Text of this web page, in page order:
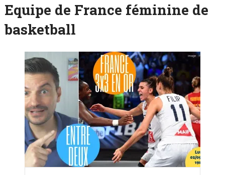
Equipe de France féminine de
basketball